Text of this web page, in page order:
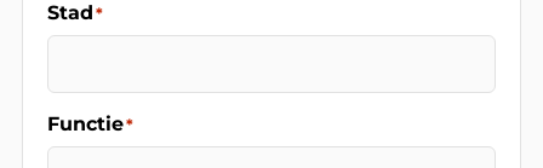
Stad*
Functie*